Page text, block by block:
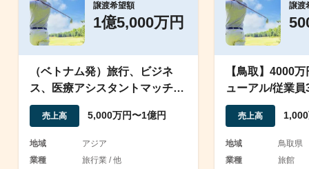
譲渡希望額
1億5,000万円
（ベトナム発）旅行、ビジネ
ス、医療アシスタントマッチン
グプラットフォーム
売上高 5,000万円〜1億円
地域
アジア
業種
旅行業 / 他
譲渡
【鳥取】4000
ューアル/従業
温泉旅館の譲渡
売上高
地域
鳥取県
業種
旅館